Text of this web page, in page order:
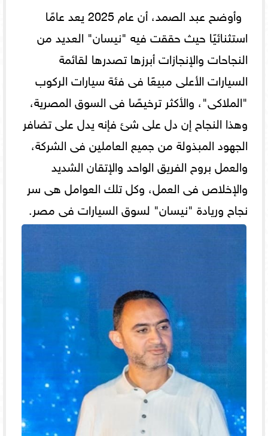
وأوضح عبد الصمد، أن عام 2025 يعد عامًا
استثنائيًا حيث حققت فيه "نيسان" العديد من
النجاحات والإنجازات أبرزها تصدرها لقائمة
السيارات الأعلى مبيعًا فى فئة سيارات الركوب
"الملاكى"، والأكثر ترخيصًا فى السوق المصرية،
وهذا النجاح إن دل على شئ فإنه يدل على تضافر
الجهود المبذولة من جميع العاملين فى الشركة،
والعمل بروح الفريق الواحد والإتقان الشديد
والإخلاص فى العمل، وكل تلك العوامل هى سر
نجاح وريادة "نيسان" لسوق السيارات فى مصر.